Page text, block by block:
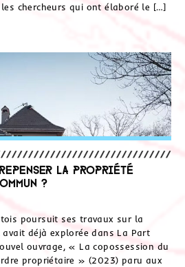
les chercheurs qui ont élaboré le […]
la propriété
?
poursuit ses travaux sur la
déjà explorée dans La Part
ouvrage, « La copossession du
propriétaire » (2023) paru aux